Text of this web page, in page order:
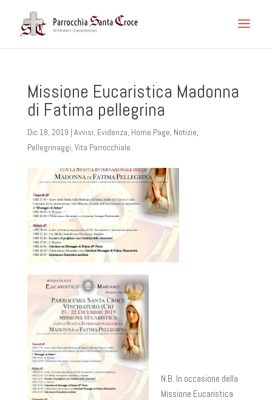
Missione Eucaristica Madonna
di Fatima pellegrina
Dic 18, 2019 | Avvisi, Evidenza, Home Page, Notizie,
Pellegrinaggi, Vita Parrocchiale
N.B. In occasione della
Missione Eucaristica